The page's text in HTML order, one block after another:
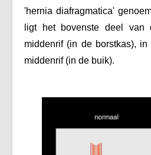
'hernia diafragmatica'
ligt het bovenste deel van
middenrif (in de borstkas),
middenrif (in de buik).